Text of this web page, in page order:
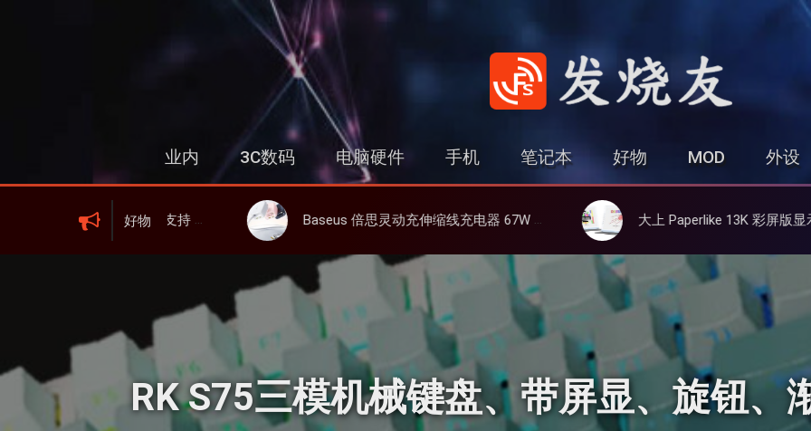
发烧友
业内 3C数码 电脑硬件 手机 笔记本 好物 MOD 外设
好物
电池、峰值下行2.0Gbps Baseus 倍思灵动充伸缩线充电器 67W 3C，超耐用可伸缩线、氮化镓、3C多设备同时充 大上 Paperlike 13K 彩屏版显示屏，13.3英寸高刷彩色墨水屏
RK S75三模机械键盘、带屏显、旋钮、